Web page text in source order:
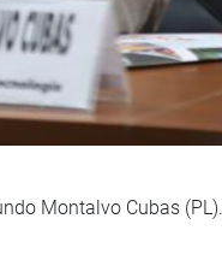
Montalvo Cubas (PL).